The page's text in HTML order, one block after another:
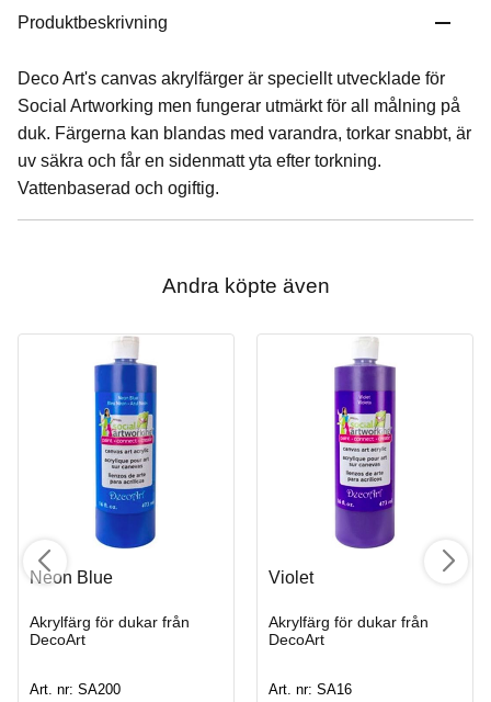
Produktbeskrivning
Deco Art's canvas akrylfärger är speciellt utvecklade för
Social Artworking men fungerar utmärkt för all målning på
duk. Färgerna kan blandas med varandra, torkar snabbt, är
uv säkra och får en sidenmatt yta efter torkning.
Vattenbaserad och ogiftig.
Andra köpte även
Neon Blue
Akrylfärg för dukar från
DecoArt
Art. nr: SA200
Violet
Akrylfärg för dukar från
DecoArt
Art. nr: SA16